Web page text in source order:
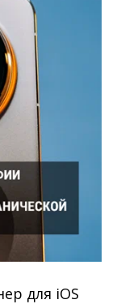
для iOS